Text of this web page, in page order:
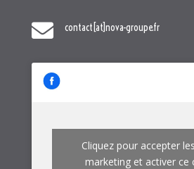
 contact[at]nova-groupe.fr
Cliquez pour accepter
marketing et activer ce